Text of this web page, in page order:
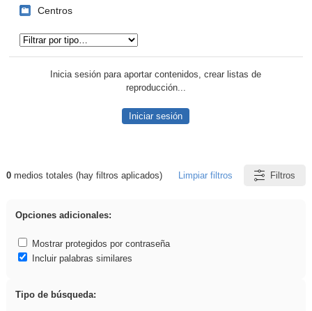
Centros
Inicia sesión para aportar contenidos, crear listas de
reproducción...
Iniciar sesión
Resultados de: acanalado
0medios totales (hay filtros aplicados) Limpiar filtros Filtros
Opciones adicionales:
Mostrar protegidos por contraseña
Incluir palabras similares
Tipo de búsqueda: